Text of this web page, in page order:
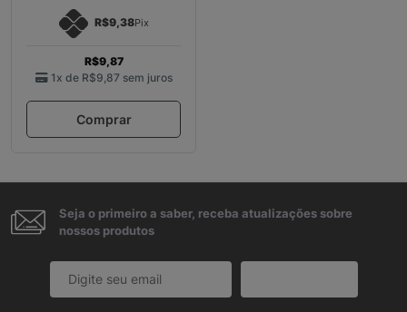
R$9,38Pix
R$9,87
1x de R$9,87 sem juros
Comprar
Seja o primeiro a saber, receba atualizações sobre
nossos produtos